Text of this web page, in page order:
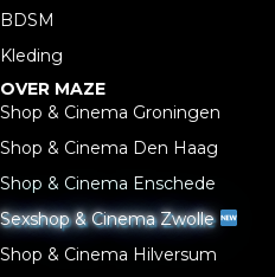
BDSM
Kleding
OVER MAZE
Shop & Cinema Groningen
Shop & Cinema Den Haag
Shop & Cinema Enschede
Sexshop & Cinema Zwolle
Shop & Cinema Hilversum